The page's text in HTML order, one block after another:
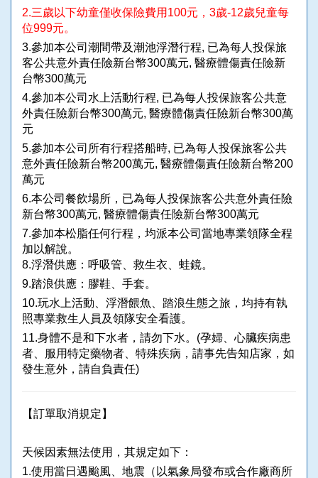
2.三歲以下幼童僅收保險費用100元，3歲-12歲兒童每
位999元。
3.參加本公司潮間帶及潮池浮潛行程, 已為每人投保旅
客公共意外責任險新台幣300萬元, 醫療體傷責任險新
台幣300萬元
4.參加本公司水上活動行程, 已為每人投保旅客公共意
外責任險新台幣300萬元, 醫療體傷責任險新台幣300萬
元
5.參加本公司所有行程搭船時, 已為每人投保旅客公共
意外責任險新台幣200萬元, 醫療體傷責任險新台幣200
萬元
6.本公司餐飲場所，已為每人投保旅客公共意外責任險
新台幣300萬元, 醫療體傷責任險新台幣300萬元
7.參加本松脂任何行程，均派本公司當地專業領隊全程
加以解說。
8.浮潛供應：呼吸管、救生衣、蛙鏡。
9.踏浪供應：膠鞋、手套。
10.玩水上活動、浮潛餵魚、踏浪生態之旅，均持有執
照專業救生人員及領隊安全看護。
11.身體不是和下水者，請勿下水。(孕婦、心臟疾病患
者、服用特定藥物者、特殊疾病，請事先告知店家，如
發生意外，請自負責任)
【訂單取消規定】
天候因素無法使用，其規定如下：
1.使用當日遇颱風、地震（以氣象局發布或合作廠商所